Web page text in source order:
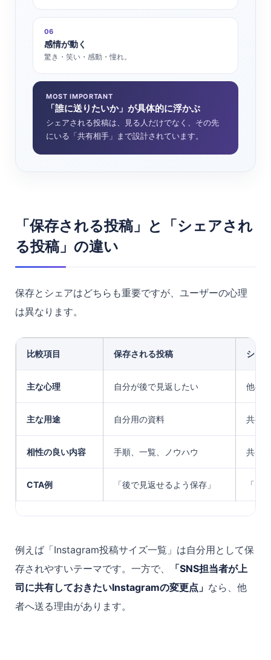
06
感情が動く
驚き・笑い・感動・憧れ。
MOST IMPORTANT
「誰に送りたいか」が具体的に浮かぶ
シェアされる投稿は、見る人だけでなく、その先
にいる「共有相手」まで設計されています。
「保存される投稿」と「シェアされ
る投稿」の違い
保存とシェアはどちらも重要ですが、ユーザーの心理
は異なります。
比較項目 保存される投稿 シェ
主な心理 自分が後で見返したい 他の
主な用途 自分用の資料 共有
相性の良い内容 手順、一覧、ノウハウ 共感
CTA例 「後で見返せるよう保存」 「同
例えば「Instagram投稿サイズ一覧」は自分用として保
存されやすいテーマです。一方で、
「SNS担当者が上
司に共有しておきたいInstagramの変更点」 なら、他
者へ送る理由があります。